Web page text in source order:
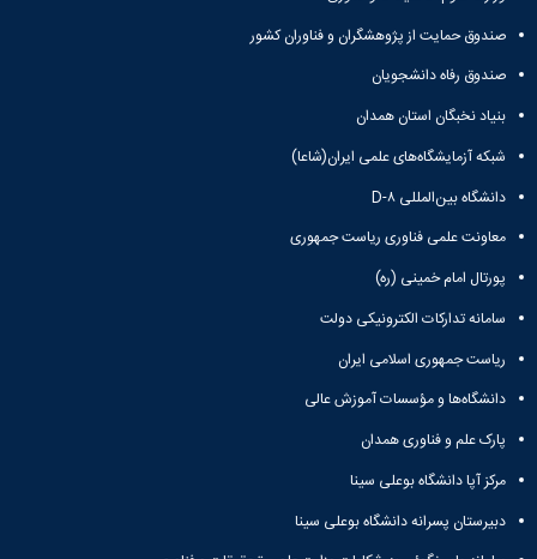
صندوق حمایت از پژوهشگران و فناوران کشور
صندوق رفاه دانشجویان
بنیاد نخبگان استان همدان
شبکه آزمایشگاه‌های علمی ایران(شاعا)
دانشگاه بین‌المللی D-۸
معاونت علمی فناوری ریاست جمهوری
پورتال امام خمینی (ره)
سامانه تدارکات الکترونیکی دولت
ریاست جمهوری اسلامی ایران
دانشگاه‌ها و مؤسسات آموزش عالی
پارک علم و فناوری همدان
مرکز آپا دانشگاه بوعلی سینا
دبیرستان پسرانه دانشگاه بوعلی سینا